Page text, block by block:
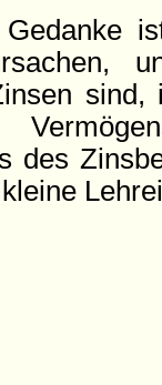
des